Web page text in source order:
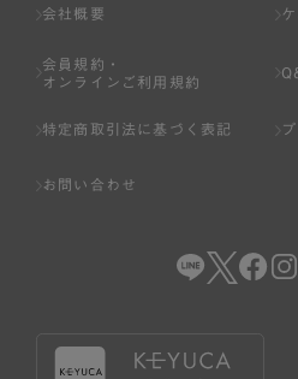
会社概要
会員規約・
オンラインご利用規約
特定商取引法に基づく表記
お問い合わせ